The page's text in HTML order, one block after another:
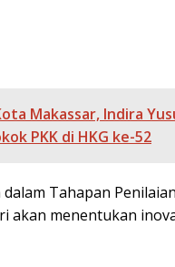
Makassar, Indira
PKK di HKG ke-52
Tahapan
akan menentukan